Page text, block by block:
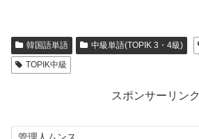
韓国語単語 中級単語(TOPIK 3・4級)
TOPIK中級
スポンサーリンク